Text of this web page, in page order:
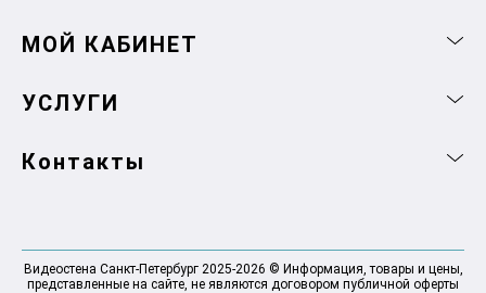
МОЙ КАБИНЕТ
УСЛУГИ
Контакты
Видеостена Санкт-Петербург 2025-2026 © Информация, товары и цены,
представленные на сайте, не являются договором публичной оферты